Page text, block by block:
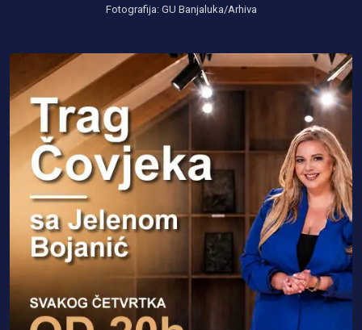
Fotografija: GU Banjaluka/Arhiva